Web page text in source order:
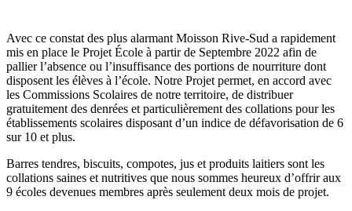
Avec ce constat des plus alarmant Moisson Rive-Sud a rapidement
mis en place le Projet École à partir de Septembre 2022 afin de
pallier l’absence ou l’insuffisance des portions de nourriture dont
disposent les élèves à l’école. Notre Projet permet, en accord avec
les Commissions Scolaires de notre territoire, de distribuer
gratuitement des denrées et particulièrement des collations pour les
établissements scolaires disposant d’un indice de défavorisation de 6
sur 10 et plus.
Barres tendres, biscuits, compotes, jus et produits laitiers sont les
collations saines et nutritives que nous sommes heureux d’offrir aux
9 écoles devenues membres après seulement deux mois de projet.